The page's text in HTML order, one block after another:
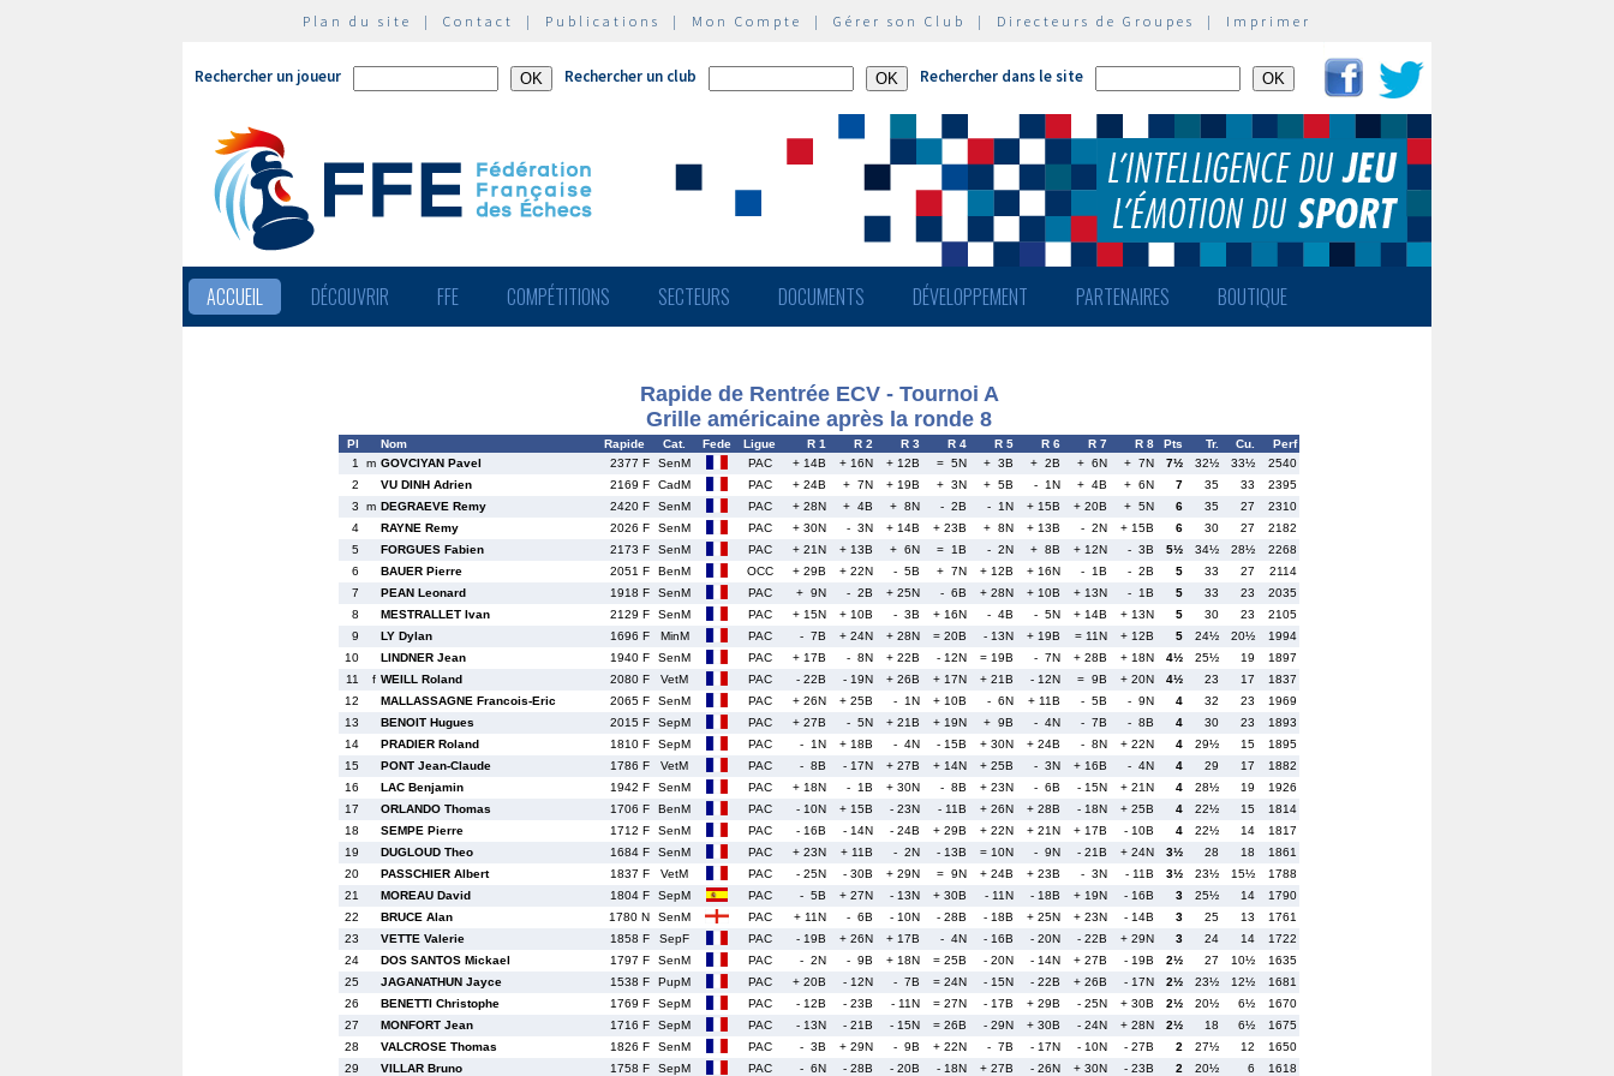
Plan du site | Contact | Publications | Mon Compte | Gérer son Club | Directeurs de Groupes | Imprimer
Rechercher un joueur Rechercher un club Rechercher dans le site
ACCUEIL DÉCOUVRIR FFE COMPÉTITIONS SECTEURS DOCUMENTS DÉVELOPPEMENT PARTENAIRES BOUTIQUE
Rapide de Rentrée ECV - Tournoi A
Grille américaine après la ronde 8
Pl Nom Rapide Cat. Fede Ligue R 1 R 2 R 3 R 4 R 5 R 6 R 7 R 8 Pts Tr. Cu.
Perf
1
m GOVCIYAN Pavel 2377 F SenM PAC + 14B + 16N + 12B = 5N + 3B + 2B + 6N + 7N 7½ 32½ 33½
2540
2
VU DINH Adrien 2169 F CadM PAC + 24B + 7N + 19B + 3N + 5B - 1N + 4B + 6N 7 35 33
2395
3
m DEGRAEVE Remy 2420 F SenM PAC + 28N + 4B + 8N - 2B - 1N + 15B + 20B + 5N 6 35 27
2310
4
RAYNE Remy 2026 F SenM PAC + 30N - 3N + 14B + 23B + 8N + 13B - 2N + 15B 6 30 27
2182
5
FORGUES Fabien 2173 F SenM PAC + 21N + 13B + 6N = 1B - 2N + 8B + 12N - 3B 5½ 34½ 28½
2268
6
BAUER Pierre 2051 F BenM OCC + 29B + 22N - 5B + 7N + 12B + 16N - 1B - 2B 5 33 27
2114
7
PEAN Leonard 1918 F SenM PAC + 9N - 2B + 25N - 6B + 28N + 10B + 13N - 1B 5 33 23
2035
8
MESTRALLET Ivan 2129 F SenM PAC + 15N + 10B - 3B + 16N - 4B - 5N + 14B + 13N 5 30 23
2105
9
LY Dylan 1696 F MinM PAC - 7B + 24N + 28N = 20B - 13N + 19B = 11N + 12B 5 24½ 20½
1994
10
LINDNER Jean 1940 F SenM PAC + 17B - 8N + 22B - 12N = 19B - 7N + 28B + 18N 4½ 25½ 19
1897
11
f WEILL Roland 2080 F VetM PAC - 22B - 19N + 26B + 17N + 21B - 12N = 9B + 20N 4½ 23 17
1837
12
MALLASSAGNE Francois-Eric 2065 F SenM PAC + 26N + 25B - 1N + 10B - 6N + 11B - 5B - 9N 4 32 23
1969
13
BENOIT Hugues 2015 F SepM PAC + 27B - 5N + 21B + 19N + 9B - 4N - 7B - 8B 4 30 23
1893
14
PRADIER Roland 1810 F SepM PAC - 1N + 18B - 4N - 15B + 30N + 24B - 8N + 22N 4 29½ 15
1895
15
PONT Jean-Claude 1786 F VetM PAC - 8B - 17N + 27B + 14N + 25B - 3N + 16B - 4N 4 29 17
1882
16
LAC Benjamin 1942 F SenM PAC + 18N - 1B + 30N - 8B + 23N - 6B - 15N + 21N 4 28½ 19
1926
17
ORLANDO Thomas 1706 F BenM PAC - 10N + 15B - 23N - 11B + 26N + 28B - 18N + 25B 4 22½ 15
1814
18
SEMPE Pierre 1712 F SenM PAC - 16B - 14N - 24B + 29B + 22N + 21N + 17B - 10B 4 22½ 14
1817
19
DUGLOUD Theo 1684 F SenM PAC + 23N + 11B - 2N - 13B = 10N - 9N - 21B + 24N 3½ 28 18
1861
20
PASSCHIER Albert 1837 F VetM PAC - 25N - 30B + 29N = 9N + 24B + 23B - 3N - 11B 3½ 23½ 15½
1788
21
MOREAU David 1804 F SepM PAC - 5B + 27N - 13N + 30B - 11N - 18B + 19N - 16B 3 25½ 14
1790
22
BRUCE Alan 1780 N SenM PAC + 11N - 6B - 10N - 28B - 18B + 25N + 23N - 14B 3 25 13
1761
23
VETTE Valerie 1858 F SepF PAC - 19B + 26N + 17B - 4N - 16B - 20N - 22B + 29N 3 24 14
1722
24
DOS SANTOS Mickael 1797 F SenM PAC - 2N - 9B + 18N = 25B - 20N - 14N + 27B - 19B 2½ 27 10½
1635
25
JAGANATHUN Jayce 1538 F PupM PAC + 20B - 12N - 7B = 24N - 15N - 22B + 26B - 17N 2½ 23½ 12½
1681
26
BENETTI Christophe 1769 F SepM PAC - 12B - 23B - 11N = 27N - 17B + 29B - 25N + 30B 2½ 20½ 6½
1670
27
MONFORT Jean 1716 F SepM PAC - 13N - 21B - 15N = 26B - 29N + 30B - 24N + 28N 2½ 18 6½
1675
28
VALCROSE Thomas 1826 F SenM PAC - 3B + 29N - 9B + 22N - 7B - 17N - 10N - 27B 2 27½ 12
1650
29
VILLAR Bruno 1758 F SepM PAC - 6N - 28B - 20B - 18N + 27B - 26N + 30N - 23B 2 20½ 6 1618